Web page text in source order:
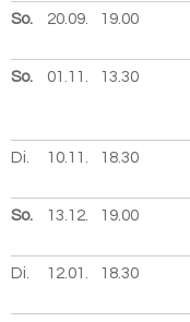
So. 20.09. 2026
19.00
So. 01.11. 2026
13.30
Di. 10.11. 2026
18.30
So. 13.12. 2026
19.00
Di. 12.01. 2027
18.30